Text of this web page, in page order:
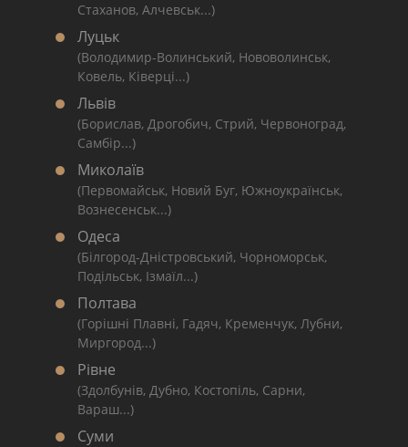
Стаханов, Алчевськ...)
Луцьк
(Володимир-Волинський, Нововолинськ,
Ковель, Ківерці...)
Львів
(Борислав, Дрогобич, Стрий, Червоноград,
Самбір...)
Миколаїв
(Первомайськ, Новий Буг, Южноукраїнськ,
Вознесенськ...)
Одеса
(Білгород-Дністровський, Чорноморськ,
Подільськ, Ізмаїл...)
Полтава
(Горішні Плавні, Гадяч, Кременчук, Лубни,
Миргород...)
Рівне
(Здолбунів, Дубно, Костопіль, Сарни,
Вараш...)
Суми